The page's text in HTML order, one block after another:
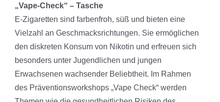
„Vape-Check“ – Tasche
E-Zigaretten sind farbenfroh, süß und bieten eine
Vielzahl an Geschmacksrichtungen. Sie ermöglichen
den diskreten Konsum von Nikotin und erfreuen sich
besonders unter Jugendlichen und jungen
Erwachsenen wachsender Beliebtheit. Im Rahmen
des Präventionsworkshops „Vape Check“ werden